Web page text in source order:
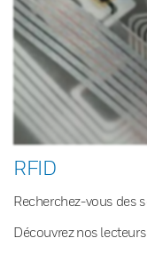
RFID
Recherchez-vous des
Découvrez nos